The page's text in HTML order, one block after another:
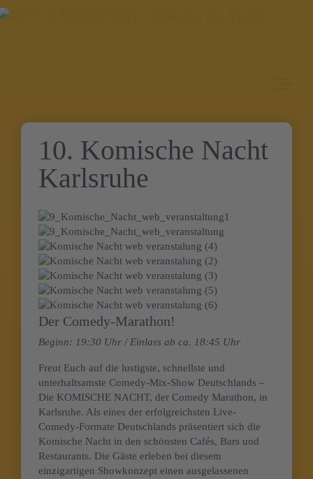
10. Komische Nacht
Karlsruhe
Der Comedy-Marathon!
Beginn: 19:30 Uhr / Einlass ab ca. 18:45 Uhr
Freut Euch auf die lustigste, schnellste und
unterhaltsamste Comedy-Mix-Show Deutschlands –
Die KOMISCHE NACHT, der Comedy Marathon, in
Karlsruhe. Als eines der erfolgreichsten Live-
Comedy-Formate Deutschlands präsentiert sich die
Komische Nacht in den schönsten Cafés, Bars und
Restaurants. Die Gäste erleben bei diesem
einzigartigen Showkonzept einen ausgelassenen